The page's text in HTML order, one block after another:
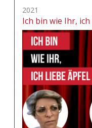
2021
Ich bin wie Ihr,